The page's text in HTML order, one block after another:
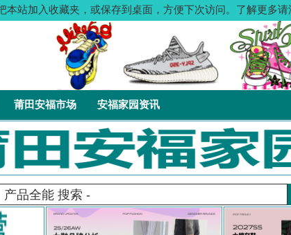
本站加入收藏夹，或保存到桌面，方便下次访问。了解更多
莆田安福市场 安福家园资讯